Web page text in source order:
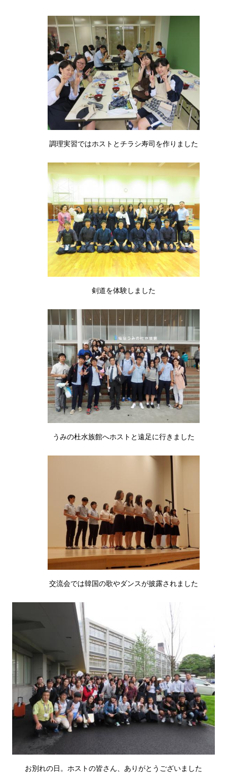
調理実習ではホストとチラシ寿司を作りました
剣道を体験しました
うみの杜水族館へホストと遠足に行きました
交流会では韓国の歌やダンスが披露されました
お別れの日。ホストの皆さん、ありがとうございました